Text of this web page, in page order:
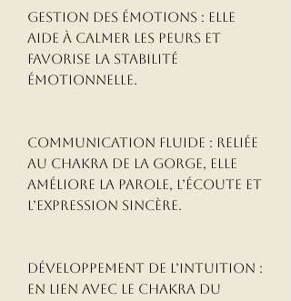
Gestion des émotions : elle
aide à calmer les peurs et
favorise la stabilité
émotionnelle.
Communication fluide : reliée
au chakra de la gorge, elle
améliore la parole, l’écoute et
l’expression sincère.
Développement de l’intuition :
en lien avec le chakra du